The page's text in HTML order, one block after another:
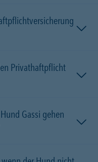
Privathaftpflicht
Gassi gehen